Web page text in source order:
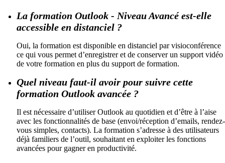
La formation Outlook - Niveau Avancé est-elle
accessible en distanciel ?
Oui, la formation est disponible en distanciel par visioconférence
ce qui vous permet d’enregistrer et de conserver un support vidéo
de votre formation en plus du support de formation.
Quel niveau faut-il avoir pour suivre cette
formation Outlook avancée ?
Il est nécessaire d’utiliser Outlook au quotidien et d’être à l’aise
avec les fonctionnalités de base (envoi/réception d’emails, rendez-
vous simples, contacts). La formation s’adresse à des utilisateurs
déjà familiers de l’outil, souhaitant en exploiter les fonctions
avancées pour gagner en productivité.